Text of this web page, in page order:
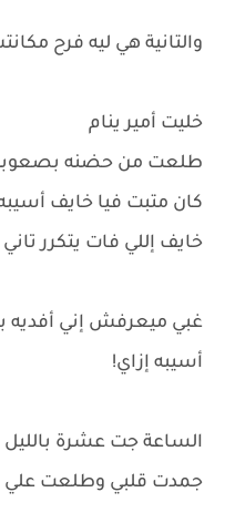
والتانية هي ليه فرح
خليت أمير ينام
طلعت من حضنه
كان متبت فيا خايف
خايف إللي فات يتكرر تاني
غبي ميعرفش إني أفديه
أسيبه إزاي!
الساعة جت عشرة بالليل
جمدت قلبي وطلعت علي